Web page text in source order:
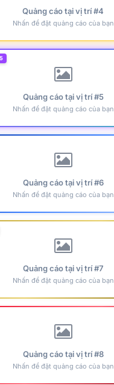
Quảng cáo tại vị trí #4
Nhấn để đặt quảng cáo của bạn
Quảng cáo tại vị trí #5
Nhấn để đặt quảng cáo của bạn
Quảng cáo tại vị trí #6
Nhấn để đặt quảng cáo của bạn
Quảng cáo tại vị trí #7
Nhấn để đặt quảng cáo của bạn
Quảng cáo tại vị trí #8
Nhấn để đặt quảng cáo của bạn